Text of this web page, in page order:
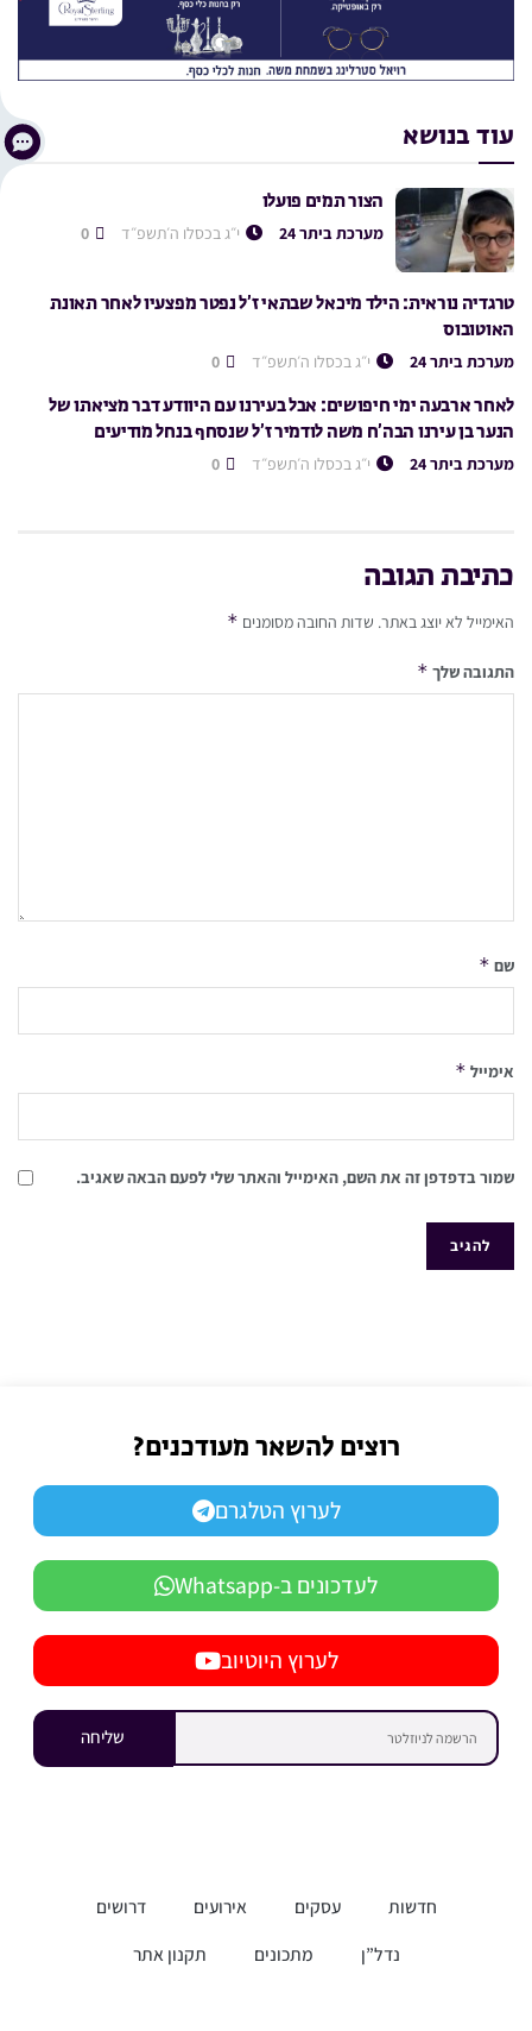
עוד בנושא
הצור תמים פועלו
מערכת ביתר 24 י״ג בכסלו ה׳תשפ״ד
טרגדיה נוראית: הילד מיכאל שבתאי ז’ל נפטר מפצעיו לאחר תאונת
האוטובוס
מערכת ביתר 24 י״ג בכסלו ה׳תשפ״ד
לאחר ארבעה ימי חיפושים: אבל בעירנו עם היוודע דבר מציאתו של
הנער בן עירנו הבה’ח משה לודמיר ז’ל שנסחף בנחל מודיעים
מערכת ביתר 24 י״ג בכסלו ה׳תשפ״ד
כתיבת תגובה
האימייל לא יוצג באתר. שדות החובה מסומנים *
התגובה שלך *
שם *
אימייל *
שמור בדפדפן זה את השם, האימייל והאתר שלי לפעם הבאה שאגיב.
רוצים להשאר מעודכנים?
לערוץ הטלגרם
לעדכונים ב-Whatsapp
לערוץ היוטיוב
שליחה
חדשות עסקים אירועים
דרושים
נדל”ן
מתכונים תקנון אתר